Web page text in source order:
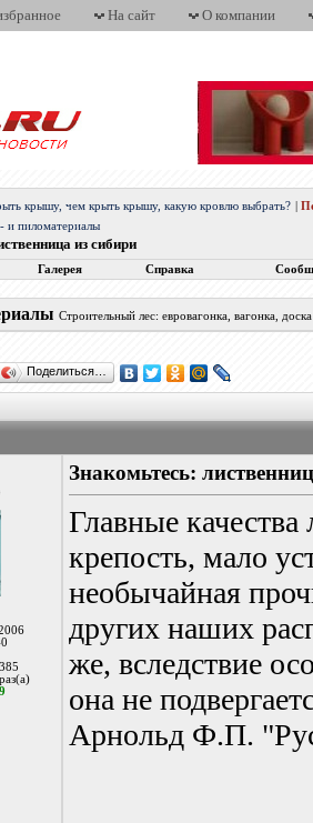
На сайт О компании
крышу, чем крыть крышу, какую кровлю выбрать?
и пиломатериалы
из сибири
Галерея Справка
Строительный лес: евровагонка, вагонка,
Поделиться…
Знакомьтесь:
Главные
крепость, мало
необычайная
других наших
же, вследствие
она не
Арнольд Ф.П.